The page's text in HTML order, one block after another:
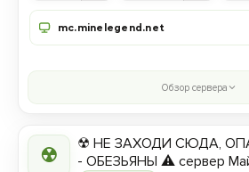
mc.minelegend.net
Обзор сервера
☢
☢ НЕ ЗАХОДИ СЮДА,
- ОБЕЗЬЯНЫ ⚠ сервер